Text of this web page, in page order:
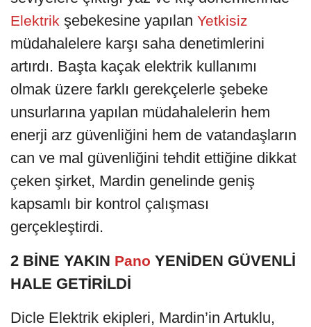
Elektrik şebekesine yapılan Yetkisiz
müdahalelere karşı saha denetimlerini
artırdı. Başta kaçak elektrik kullanımı
olmak üzere farklı gerekçelerle şebeke
unsurlarına yapılan müdahalelerin hem
enerji arz güvenliğini hem de vatandaşların
can ve mal güvenliğini tehdit ettiğine dikkat
çeken şirket, Mardin genelinde geniş
kapsamlı bir kontrol çalışması
gerçekleştirdi.
2 BİNE YAKIN Pano YENİDEN GÜVENLİ
HALE GETİRİLDİ
Dicle Elektrik ekipleri, Mardin’in Artuklu,